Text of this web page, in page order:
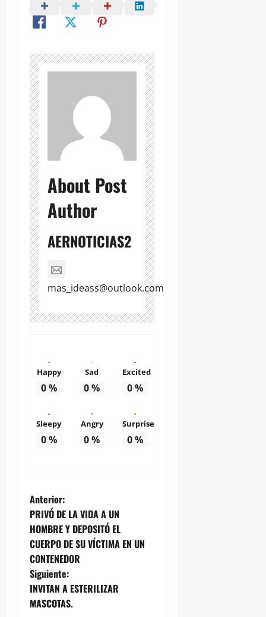
About Post
Author
AERNOTICIAS2
mas_ideass@outlook.com
Happy
0%
Sad
0%
Excited
0%
Sleepy
0%
Angry
0%
Surprise
0%
N
a
v
e
g
Anterior:
PRIVÓ DE LA VIDA A UN
HOMBRE Y DEPOSITÓ EL
CUERPO DE SU VÍCTIMA EN UN
CONTENEDOR
Siguiente:
INVITAN A ESTERILIZAR
MASCOTAS.